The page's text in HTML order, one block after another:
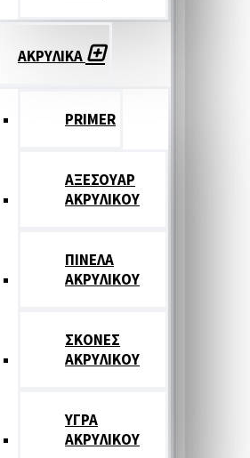
ΑΚΡΥΛΙΚΑ
PRIMER
ΑΞΕΣΟΥΑΡ
ΑΚΡΥΛΙΚΟΥ
ΠΙΝΕΛΑ
ΑΚΡΥΛΙΚΟΥ
ΣΚΟΝΕΣ
ΑΚΡΥΛΙΚΟΥ
ΥΓΡΑ
ΑΚΡΥΛΙΚΟΥ